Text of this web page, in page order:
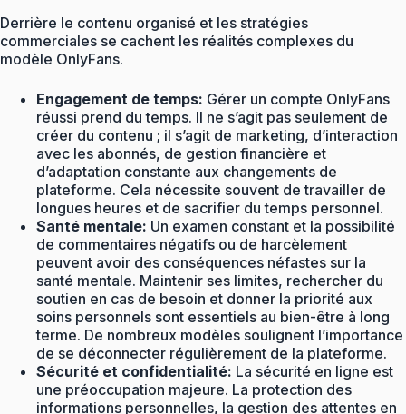
Derrière le contenu organisé et les stratégies
commerciales se cachent les réalités complexes du
modèle OnlyFans.
Engagement de temps: Gérer un compte OnlyFans
réussi prend du temps. Il ne s’agit pas seulement de
créer du contenu ; il s’agit de marketing, d’interaction
avec les abonnés, de gestion financière et
d’adaptation constante aux changements de
plateforme. Cela nécessite souvent de travailler de
longues heures et de sacrifier du temps personnel.
Santé mentale: Un examen constant et la possibilité
de commentaires négatifs ou de harcèlement
peuvent avoir des conséquences néfastes sur la
santé mentale. Maintenir ses limites, rechercher du
soutien en cas de besoin et donner la priorité aux
soins personnels sont essentiels au bien-être à long
terme. De nombreux modèles soulignent l’importance
de se déconnecter régulièrement de la plateforme.
Sécurité et confidentialité: La sécurité en ligne est
une préoccupation majeure. La protection des
informations personnelles, la gestion des attentes en